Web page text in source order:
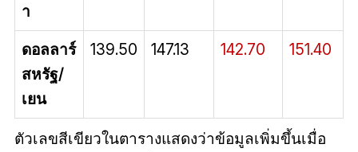
า
ดอลลาร์
สหรัฐ/
เยน
139.50 147.13 142.70 151.40
ตัวเลขสีเขียวในตารางแสดงว่าข้อมูลเพิ่มขึ้นเมื่อ